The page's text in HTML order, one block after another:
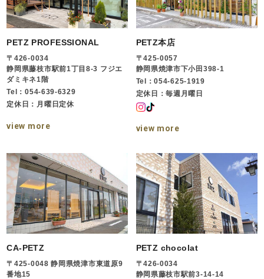
PETZ PROFESSIONAL
〒426-0034
静岡県藤枝市駅前1丁目8-3 フジエ
ダミキネ1階
Tel：054-639-6329
定休日：月曜日定休
view more
PETZ本店
〒425-0057
静岡県焼津市下小田398-1
Tel：054-625-1919
定休日：毎週月曜日
view more
CA-PETZ
〒425-0048 静岡県焼津市東道原9
番地15
PETZ chocolat
〒426-0034
静岡県藤枝市駅前3-14-14